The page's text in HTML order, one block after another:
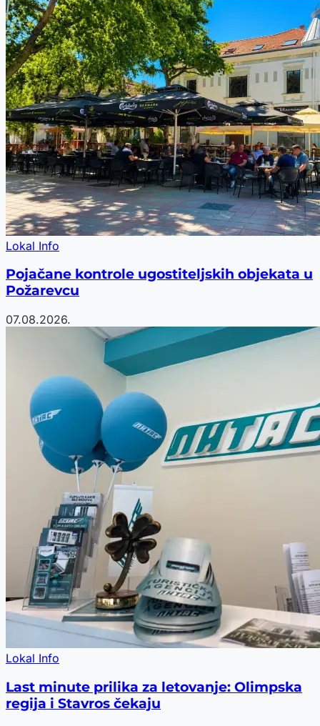
Lokal Info
Pojačane kontrole ugostiteljskih objekata u
Požarevcu
07.08.2026.
Lokal Info
Last minute prilika za letovanje: Olimpska
regija i Stavros čekaju